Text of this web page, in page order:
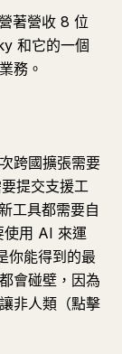
著營收 8 位
和它的一個
務。
跨國擴張需要
提交支援工
工具都需要自
使用 AI 來運
你能得到的最
會碰壁，因為
非人類（點擊